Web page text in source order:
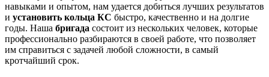
навыками и опытом, нам удается добиться лучших результатов
и установить кольца КС быстро, качественно и на долгие
годы. Наша бригада состоит из нескольких человек, которые
профессионально разбираются в своей работе, что позволяет
им справиться с задачей любой сложности, в самый
кротчайший срок.